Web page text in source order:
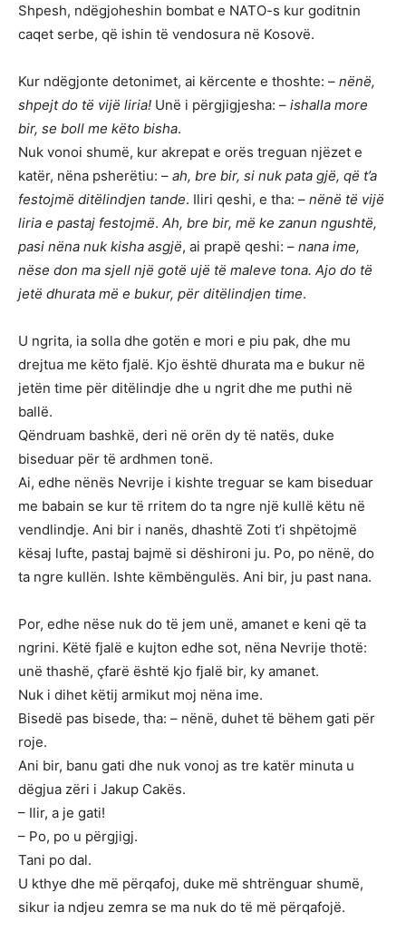
Shpesh, ndëgjoheshin bombat e NATO-s kur goditnin
caqet serbe, që ishin të vendosura në Kosovë.
Kur ndëgjonte detonimet, ai kërcente e thoshte: – nënë,
shpejt do të vijë liria! Unë i përgjigjesha: – ishalla more
bir, se boll me këto bisha.
Nuk vonoi shumë, kur akrepat e orës treguan njëzet e
katër, nëna psherëtiu: – ah, bre bir, si nuk pata gjë, që t’a
festojmë ditëlindjen tande. Iliri qeshi, e tha: – nënë të vijë
liria e pastaj festojmë. Ah, bre bir, më ke zanun ngushtë,
pasi nëna nuk kisha asgjë, ai prapë qeshi: – nana ime,
nëse don ma sjell një gotë ujë të maleve tona. Ajo do të
jetë dhurata më e bukur, për ditëlindjen time.
U ngrita, ia solla dhe gotën e mori e piu pak, dhe mu
drejtua me këto fjalë. Kjo është dhurata ma e bukur në
jetën time për ditëlindje dhe u ngrit dhe me puthi në
ballë.
Qëndruam bashkë, deri në orën dy të natës, duke
biseduar për të ardhmen tonë.
Ai, edhe nënës Nevrije i kishte treguar se kam biseduar
me babain se kur të rritem do ta ngre një kullë këtu në
vendlindje. Ani bir i nanës, dhashtë Zoti t’i shpëtojmë
kësaj lufte, pastaj bajmë si dëshironi ju. Po, po nënë, do
ta ngre kullën. Ishte këmbëngulës. Ani bir, ju past nana.
Por, edhe nëse nuk do të jem unë, amanet e keni që ta
ngrini. Këtë fjalë e kujton edhe sot, nëna Nevrije thotë:
unë thashë, çfarë është kjo fjalë bir, ky amanet.
Nuk i dihet këtij armikut moj nëna ime.
Bisedë pas bisede, tha: – nënë, duhet të bëhem gati për
roje.
Ani bir, banu gati dhe nuk vonoj as tre katër minuta u
dëgjua zëri i Jakup Cakës.
– Ilir, a je gati!
– Po, po u përgjigj.
Tani po dal.
U kthye dhe më përqafoj, duke më shtrënguar shumë,
sikur ia ndjeu zemra se ma nuk do të më përqafojë.